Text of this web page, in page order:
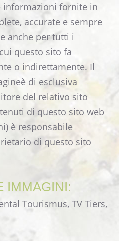
Edelweiss
ospiti
informazioni fornite in
accurate e sempre
anche per tutti i
questo sito fa
o indirettamente. Il
di esclusiva
del relativo sito
di questo sito web
è responsabile
di questo sito
IMMAGINI:
Tourismus, TV Tiers,